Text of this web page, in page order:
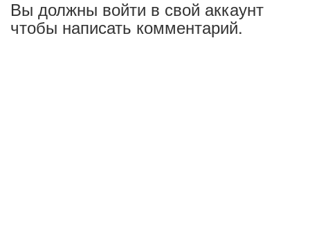
Вы должны войти в свой аккаунт
чтобы написать комментарий.